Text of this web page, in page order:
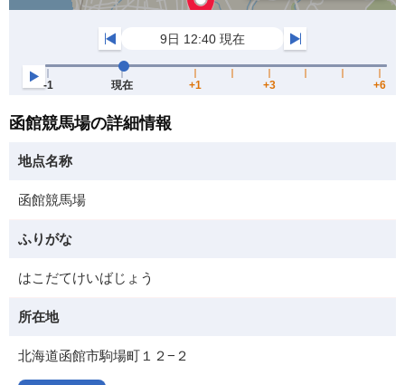
函館競馬場の詳細情報
地点名称
函館競馬場
ふりがな
はこだてけいばじょう
所在地
北海道函館市駒場町１２−２